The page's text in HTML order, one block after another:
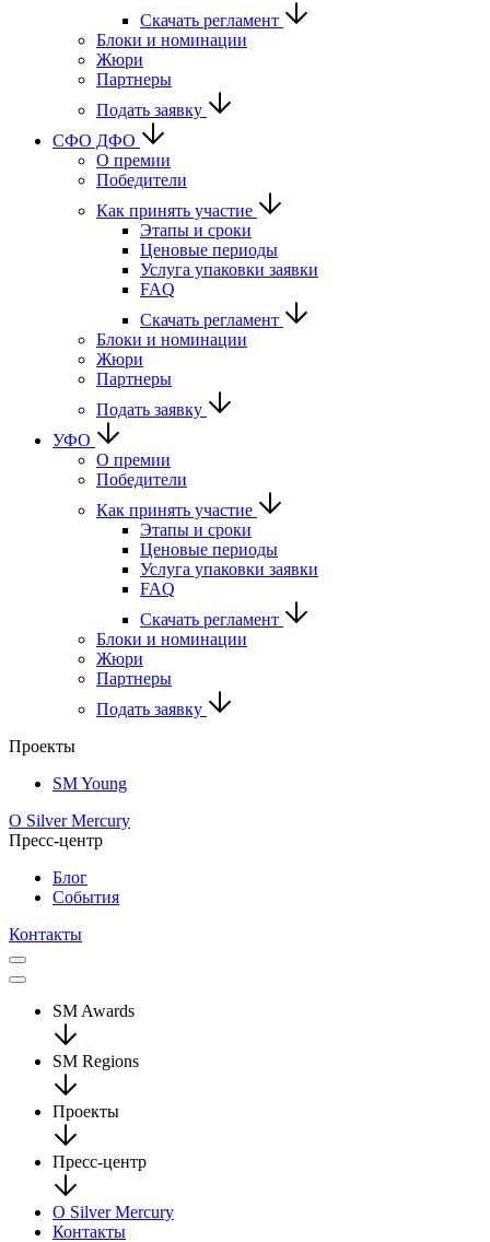
Скачать регламент
Блоки и номинации
Жюри
Партнеры
Подать заявку
CФО ДФО
О премии
Победители
Как принять участие
Этапы и сроки
Ценовые периоды
Услуга упаковки заявки
FAQ
Скачать регламент
Блоки и номинации
Жюри
Партнеры
Подать заявку
УФО
О премии
Победители
Как принять участие
Этапы и сроки
Ценовые периоды
Услуга упаковки заявки
FAQ
Скачать регламент
Блоки и номинации
Жюри
Партнеры
Подать заявку
Проекты
SM Young
О Silver Mercury
Пресс-центр
Блог
События
Контакты
SM Awards
SM Regions
Проекты
Пресс-центр
О Silver Mercury
Контакты